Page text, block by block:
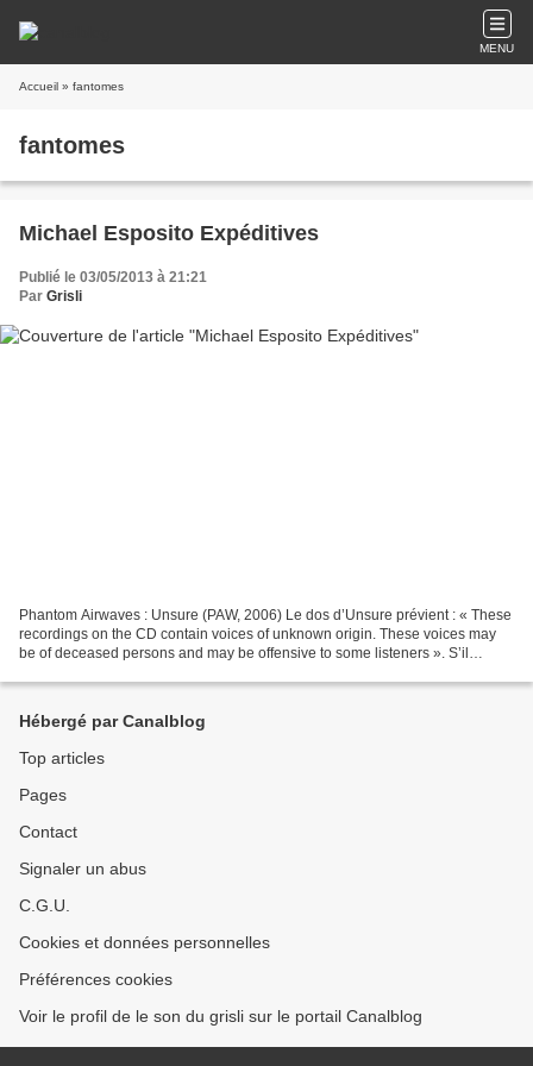
MENU
Accueil » fantomes
fantomes
Michael Esposito Expéditives
Publié le 03/05/2013 à 21:21
Par Grisli
Phantom Airwaves : Unsure (PAW, 2006) Le dos d’Unsure prévient : « These
recordings on the CD contain voices of unknown origin. These voices may
be of deceased persons and may be offensive to some listeners ». S’il
Hébergé par Canalblog
Top articles
Pages
Contact
Signaler un abus
C.G.U.
Cookies et données personnelles
Préférences cookies
Voir le profil de le son du grisli sur le portail Canalblog